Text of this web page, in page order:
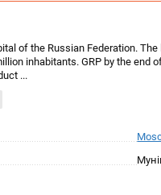
of the Russian Federation.
inhabitants. GRP by the end
...